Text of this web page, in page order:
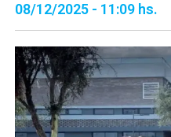
08/12/2025 - 11:09 hs.